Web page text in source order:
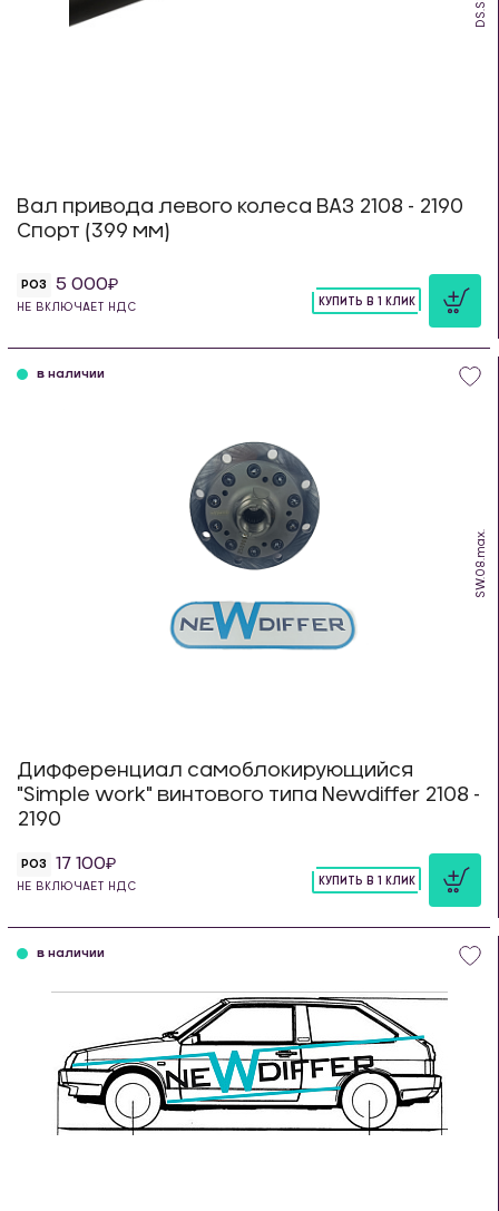
Вал привода левого колеса ВАЗ 2108 - 2190
Спорт (399 мм)
РОЗ 5 000
НЕ ВКЛЮЧАЕТ НДС
КУПИТЬ В 1 КЛИК
SW.08.max.
в наличии
Дифференциал самоблокирующийся
"Simple work" винтового типа Newdiffer 2108 -
2190
РОЗ 17 100
НЕ ВКЛЮЧАЕТ НДС
КУПИТЬ В 1 КЛИК
в наличии